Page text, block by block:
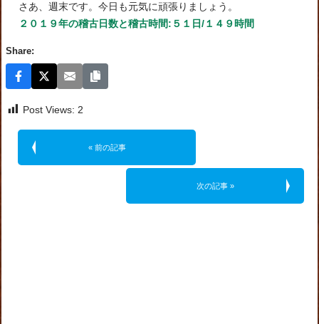
さあ、週末です。今日も元気に頑張りましょう。
２０１９年の稽古日数と稽古時間:５１日/１４９時間
Share:
Post Views: 2
« 前の記事
次の記事 »